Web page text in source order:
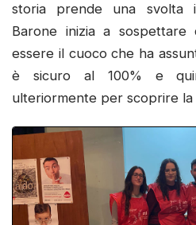
storia prende una svolta
Barone inizia a
essere il cuoco che ha
è sicuro al 100% e
ulteriormente per scoprire la